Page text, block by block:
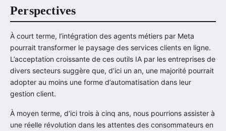
Perspectives
À court terme, l’intégration des agents métiers par Meta
pourrait transformer le paysage des services clients en ligne.
L’acceptation croissante de ces outils IA par les entreprises de
divers secteurs suggère que, d’ici un an, une majorité pourrait
adopter au moins une forme d’automatisation dans leur
gestion client.
À moyen terme, d’ici trois à cinq ans, nous pourrions assister à
une réelle révolution dans les attentes des consommateurs en